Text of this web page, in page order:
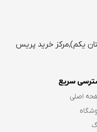
یکم),مرکز خرید پریس
سریع
اصلی